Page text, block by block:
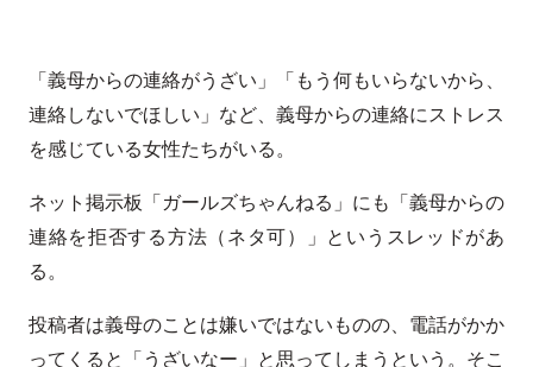
「義母からの連絡がうざい」「もう何もいらないから、
連絡しないでほしい」など、義母からの連絡にストレス
を感じている女性たちがいる。
ネット掲示板「ガールズちゃんねる」にも「義母からの
連絡を拒否する方法（ネタ可）」というスレッドがあ
る。
投稿者は義母のことは嫌いではないものの、電話がかか
ってくると「うざいなー」と思ってしまうという。そこ